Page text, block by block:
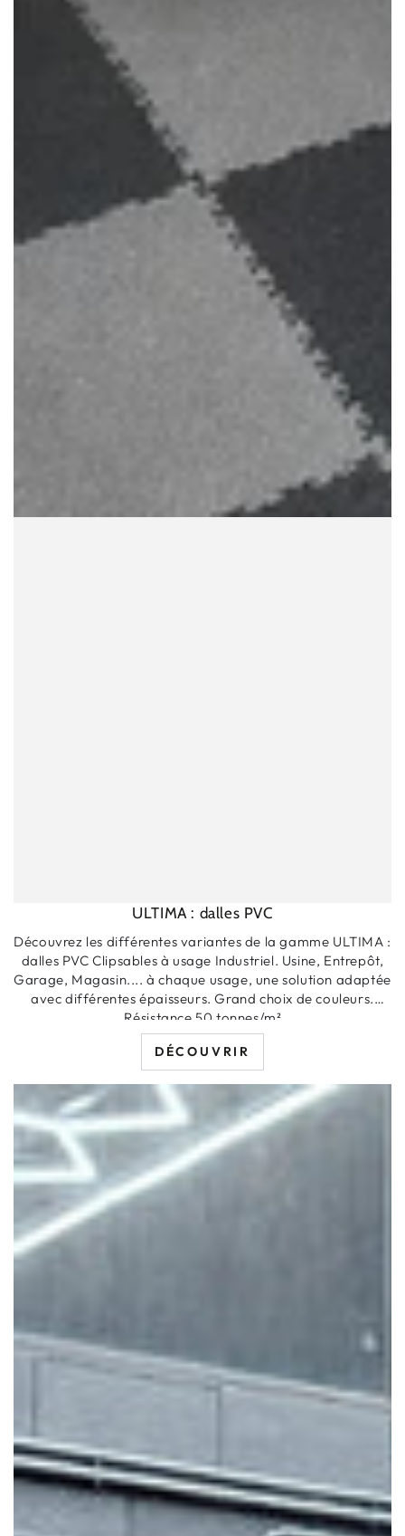
ULTIMA : dalles PVC
Découvrez les différentes variantes de la gamme ULTIMA :
dalles PVC Clipsables à usage Industriel. Usine, Entrepôt,
Garage, Magasin.... à chaque usage, une solution adaptée
avec différentes épaisseurs. Grand choix de couleurs.
Résistance 50 tonnes/m²
DÉCOUVRIR